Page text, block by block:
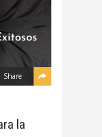
Share
la